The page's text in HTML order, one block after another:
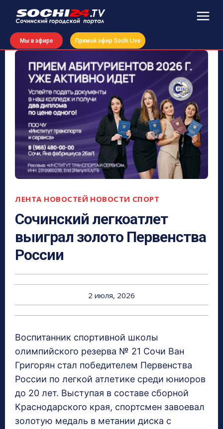
Мы в эфире Прямой эфир Sochi Live
ЛЕНТА НОВОСТЕЙ НОВОСТИ СПОРТ
Сочинский легкоатлет
выиграл золото Первенства
России
2 июля, 2026
Воспитанник спортивной школы
олимпийского резерва № 21 Сочи Ван
Григорян стал победителем Первенства
России по легкой атлетике среди юниоров
до 20 лет. Выступая в составе сборной
Краснодарского края, спортсмен завоевал
золотую медаль в метании диска с